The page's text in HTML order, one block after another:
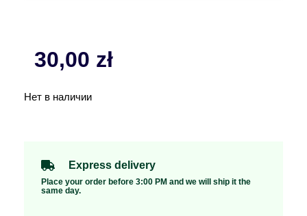
30,00 zł
Нет в наличии
Express delivery
Place your order before 3:00 PM and we will ship it the
same day.